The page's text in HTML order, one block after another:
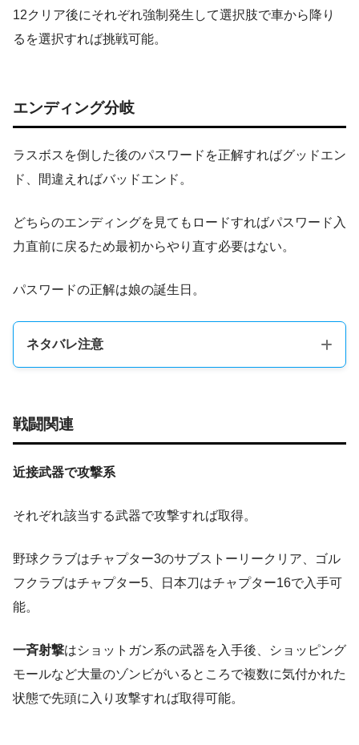
12クリア後にそれぞれ強制発生して選択肢で車から降り
るを選択すれば挑戦可能。
エンディング分岐
ラスボスを倒した後のパスワードを正解すればグッドエン
ド、間違えればバッドエンド。
どちらのエンディングを見てもロードすればパスワード入
力直前に戻るため最初からやり直す必要はない。
パスワードの正解は娘の誕生日。
ネタバレ注意
戦闘関連
近接武器で攻撃系
それぞれ該当する武器で攻撃すれば取得。
野球クラブはチャプター3のサブストーリークリア、ゴル
フクラブはチャプター5、日本刀はチャプター16で入手可
能。
一斉射撃はショットガン系の武器を入手後、ショッピング
モールなど大量のゾンビがいるところで複数に気付かれた
状態で先頭に入り攻撃すれば取得可能。